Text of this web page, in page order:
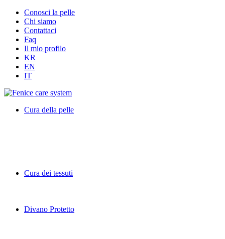
Conosci la pelle
Chi siamo
Contattaci
Faq
Il mio profilo
KR
EN
IT
Cura della pelle
Cura dei tessuti
Divano Protetto